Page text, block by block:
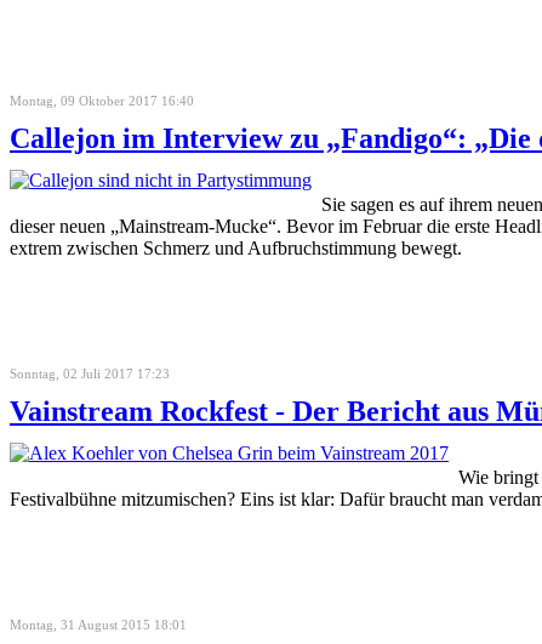
Montag, 09 Oktober 2017 16:40
Callejon im Interview zu „Fandigo“: „Die
Sie sagen es auf ihrem
dieser neuen „Mainstream-Mucke“. Bevor im Februar die erste
extrem zwischen Schmerz und Aufbruchstimmung bewegt.
Sonntag, 02 Juli 2017 17:23
Vainstream Rockfest - Der Bericht aus
Wie bringt
Festivalbühne mitzumischen? Eins ist klar: Dafür braucht man
Montag, 31 August 2015 18:01